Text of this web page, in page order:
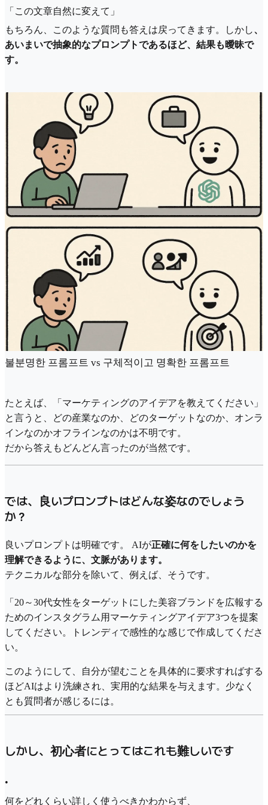
「この文章自然に変えて」
もちろん、このような質問も答えは戻ってきます。しかし、
あいまいで抽象的なプロンプトであるほど、結果も曖昧で
す。
불분명한 프롬프트 vs 구체적이고 명확한 프롬프트
たとえば、「マーケティングのアイデアを教えてください」
と言うと、どの産業なのか、どのターゲットなのか、オンラ
インなのかオフラインなのかは不明です。
だから答えもどんどん言ったのが当然です。
では、良いプロンプトはどんな姿なのでしょう
か？
良いプロンプトは明確です。 AIが正確に何をしたいのかを
理解できるように、文脈があります。
テクニカルな部分を除いて、例えば、そうです。
「20～30代女性をターゲットにした美容ブランドを広報する
ためのインスタグラム用マーケティングアイデア3つを提案
してください。トレンディで感性的な感じで作成してくださ
い。
このようにして、自分が望むことを具体的に要求すればする
ほどAIはより洗練され、実用的な結果を与えます。少なく
とも質問者が感じるには。
しかし、初心者にとってはこれも難しいです
•
何をどれくらい詳しく使うべきかわからず、